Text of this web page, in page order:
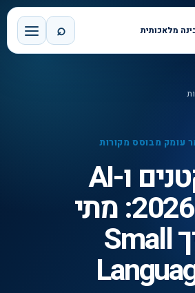
מלאכותית ⌕
עומק מבוסס מקורות
מודלים קטנים ו-AI
מקומי ב-2026: מתי
ארגון צריך Small